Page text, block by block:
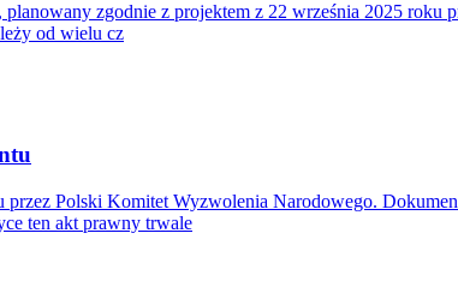
zgodnie z projektem z 22 września 2025 roku
od wielu cz
Polski Komitet Wyzwolenia Narodowego.
ten akt prawny trwale